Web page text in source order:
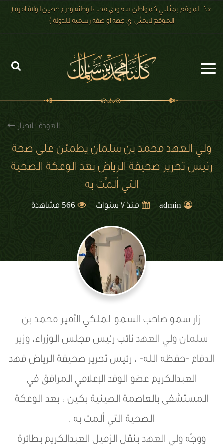
هذا الموقع يمثلني كمواطن سعودي محب لوطنه ودرع حصين لولاة امره (
الموقع لايمثل اي جهه او صفه رسميه للدولة )
رؤية 2030
الصور
تعليقات الزوار
العودة للاخبار
ولي العهد⁩ محمد بن سلمان يطمئن على صحة
رئيس تحرير صحيفة الرياض بعد الوعكة الصحية
التي ألمَّت به
admin منذ 7 سنوات 566 مشاهدة
زار ‏سمو ‎صاحب السمو الملكي الأمير
محمد بن
سلمان ولي العهد نائب رئيس مجلس الوزراء، وزير
الدفاع -حفظه الله- ، رئيس تحرير صحيفة الرياض فهد
العبدالكريم عضو الوفد الإعلامي المرافق في
المستشفى بالعاصمة الصينية بكين ، بعد الوعكة
الصحية التي ألمت به .
ووجّه ولي العهد بنقل الزميل العبدالكريم بطائرة